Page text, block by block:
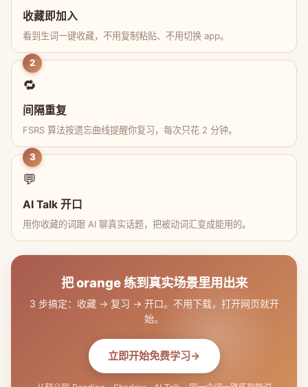
收藏即加入
看到生词一键收藏，不用复制粘贴、不用切换 app。
2
🔁
间隔重复
FSRS 算法按遗忘曲线提醒你复习，每次只花 2 分钟。
3
💬
AI Talk 开口
用你收藏的词跟 AI 聊真实话题，把被动词汇变成能用的。
把 orange 练到真实场景里用出来
3 步搞定：收藏 → 复习 → 开口。不用下载，打开网页就开
始。
立即开始免费学习